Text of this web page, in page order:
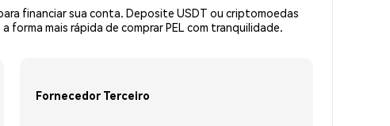
financiar sua conta. Deposite USDT ou criptomoedas
forma mais rápida de comprar PEL com tranquilidade.
Fornecedor Terceiro